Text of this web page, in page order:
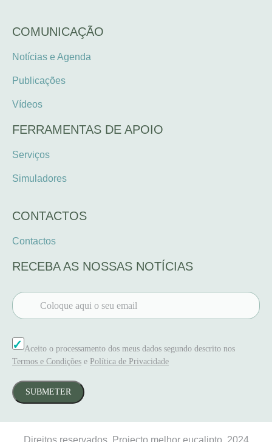
COMUNICAÇÃO
Notícias e Agenda
Publicações
Vídeos
FERRAMENTAS DE APOIO
Serviços
Simuladores
CONTACTOS
Contactos
RECEBA AS NOSSAS NOTÍCIAS
EMAIL
CONSENTIMENTO
Aceito o processamento dos meus dados segundo descrito nos
Termos e Condições e Política de Privacidade
Direitos reservados, Projecto melhor eucalipto, 2024